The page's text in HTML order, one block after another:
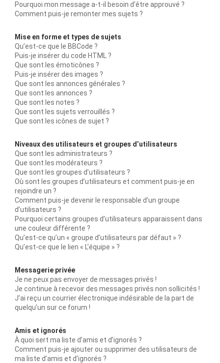
Pourquoi mon message a-t-il besoin d’être approuvé ?
Comment puis-je remonter mes sujets ?
Mise en forme et types de sujets
Qu’est-ce que le BBCode ?
Puis-je insérer du code HTML ?
Que sont les émoticônes ?
Puis-je insérer des images ?
Que sont les annonces générales ?
Que sont les annonces ?
Que sont les notes ?
Que sont les sujets verrouillés ?
Que sont les icônes de sujet ?
Niveaux des utilisateurs et groupes d’utilisateurs
Que sont les administrateurs ?
Que sont les modérateurs ?
Que sont les groupes d’utilisateurs ?
Où sont les groupes d’utilisateurs et comment puis-je en
rejoindre un ?
Comment puis-je devenir le responsable d’un groupe
d’utilisateurs ?
Pourquoi certains groupes d’utilisateurs apparaissent dans
une couleur différente ?
Qu’est-ce qu’un « groupe d’utilisateurs par défaut » ?
Qu’est-ce que le lien « L’équipe » ?
Messagerie privée
Je ne peux pas envoyer de messages privés !
Je continue à recevoir des messages privés non sollicités !
J’ai reçu un courrier électronique indésirable de la part de
quelqu’un sur ce forum !
Amis et ignorés
À quoi sert ma liste d’amis et d’ignorés ?
Comment puis-je ajouter ou supprimer des utilisateurs de
ma liste d’amis et d’ignorés ?